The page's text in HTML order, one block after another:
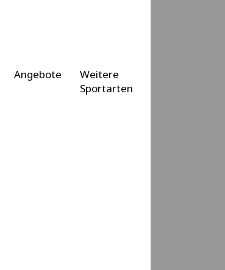
Angebote
Weitere
Sportarten